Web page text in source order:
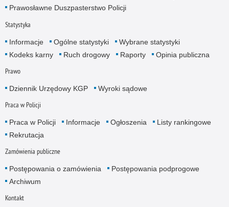
Prawosławne Duszpasterstwo Policji
Statystyka
Informacje Ogólne statystyki
Wybrane statystyki
Kodeks karny
Ruch drogowy Raporty Opinia publiczna
Prawo
Dziennik Urzędowy KGP Wyroki sądowe
Praca w Policji
Praca w Policji Informacje Ogłoszenia
Listy rankingowe
Rekrutacja
Zamówienia publiczne
Postępowania o zamówienia
Postępowania podprogowe
Archiwum
Kontakt